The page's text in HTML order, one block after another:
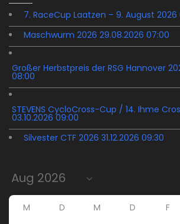
7. RaceCup Laatzen – 9. August 2026
Maschwurm 2026 29.08.2026 07:00
Großer Herbstpreis der RSG Hannover
08:00
STEVENS CycloCross-Cup / 14. Ihme
03.10.2026 09:00
Silvester CTF 2026 31.12.2026 09:30
M D M D F